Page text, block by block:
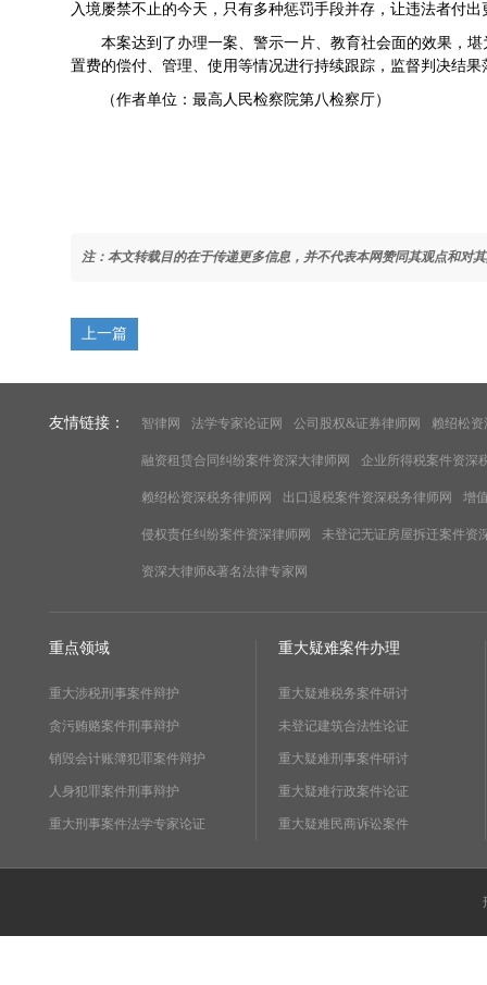
入境屡禁不止的今天，只有多种惩罚手段并存，让违法者付
本案达到了办理一案、警示一片、教育社会面的效果，
置费的偿付、管理、使用等情况进行持续跟踪，监督判决结果
（作者单位：最高人民检察院第八检察厅）
注：本文转载目的在于传递更多信息，并不代表本网赞同其观点和对
上一篇
友情链接： 智律网 法学专家论证网 公司股权&证券律师网 赖绍松资
融资租赁合同纠纷案件资深大律师网 企业所得税案件资深
赖绍松资深税务律师网 出口退税案件资深税务律师网 增
侵权责任纠纷案件资深律师网 未登记无证房屋拆迁案件资
资深大律师&著名法律专家网
重点领域
重大涉税刑事案件辩护
贪污贿赂案件刑事辩护
销毁会计账簿犯罪案件辩护
人身犯罪案件刑事辩护
重大刑事案件法学专家论证
重大疑难案件办理
重大疑难税务案件研讨
未登记建筑合法性论证
重大疑难刑事案件研讨
重大疑难行政案件论证
重大疑难民商诉讼案件